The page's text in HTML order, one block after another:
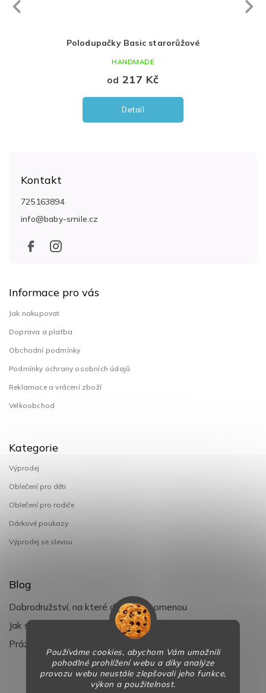
Používáme cookies, abychom Vám umožnili
pohodlné prohlížení webu a díky analýze
provozu webu neustále zlepšovali jeho funkce,
výkon a použitelnost.
Polodupačky Basic starorůžové
od 217 Kč
Detail
HANDMADE
Next
Kontakt
info@baby-smile.cz
725163894
Informace pro vás
Jak nakupovat
Doprava a platba
Obchodní podmínky
Podmínky ochrany osobních údajů
Reklamace a vrácení zboží
Velkoobchod
Kategorie
Výprodej
Oblečení pro děti
Oblečení pro rodiče
Dárkové poukazy
Výprodej se slevou
Blog
Dobrodružství, na které děti nezapomenou
Jak si užít léto s dětmi naplno
Prázdniny klepou na dveře
BaBy-smile.cz. Všechna práva vyhrazena.